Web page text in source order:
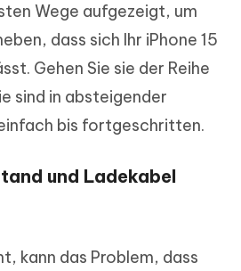
Wege aufgezeigt, um
dass sich Ihr iPhone 15
Gehen Sie sie der Reihe
sind in absteigender
bis fortgeschritten.
und Ladekabel
kann das Problem, dass